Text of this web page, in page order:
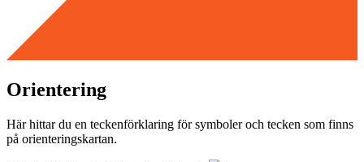
Orientering
Här hittar du en teckenförklaring för symboler och tecken som finns
på orienteringskartan.